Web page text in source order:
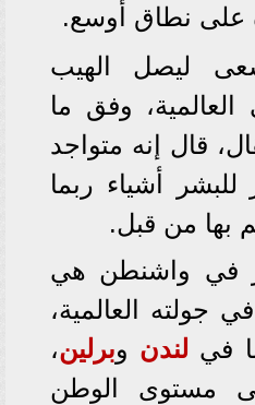
على نطاق أوسع.
ليصل الهيب
وفق ما
قال إنه متواجد
أشياء ربما
بها من قبل.
في واشنطن هي
جولته العالمية،
في لندن وبرلين،
مستوى الوطن